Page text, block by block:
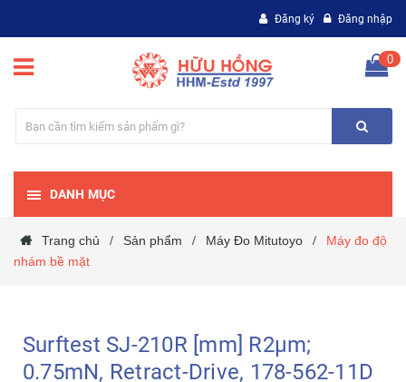
Đăng ký Đăng nhập
0
DANH MỤC
Trang chủ / Sản phẩm / Máy Đo Mitutoyo /
Máy đo độ
nhám bề mặt
Surftest SJ-210R [mm] R2µm;
0.75mN, Retract-Drive, 178-562-11D